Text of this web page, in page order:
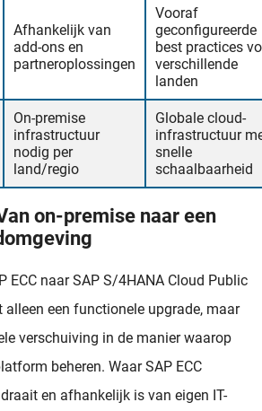
Afhankelijk van
add-ons en
partneroplossingen
Vooraf
geconfigureerde
best practices
verschillende
landen
On-premise
infrastructuur
nodig per
land/regio
Globale cloud-
infrastructuur
snelle
schaalbaarheid
on-premise naar een
ECC naar SAP S/4HANA Cloud Public
alleen een functionele upgrade, maar
verschuiving in de manier waarop
beheren. Waar SAP ECC
en afhankelijk is van eigen IT-